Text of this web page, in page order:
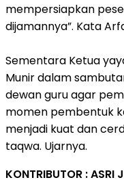
mempersiapkan
dijamannya”. Kata
Sementara Ketua
Munir dalam
dewan guru agar
momen pembentuk
menjadi kuat dan
taqwa. Ujarnya.
KONTRIBUTOR : ASRI